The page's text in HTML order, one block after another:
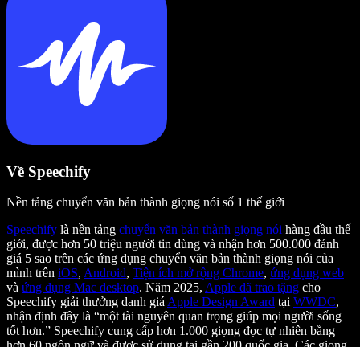
Về Speechify
Nền tảng chuyển văn bản thành giọng nói số 1 thế giới
Speechify là nền tảng chuyển văn bản thành giọng nói hàng đầu thế
giới, được hơn 50 triệu người tin dùng và nhận hơn 500.000 đánh
giá 5 sao trên các ứng dụng chuyển văn bản thành giọng nói của
mình trên iOS, Android, Tiện ích mở rộng Chrome, ứng dụng web
và ứng dụng Mac desktop. Năm 2025, Apple đã trao tặng cho
Speechify giải thưởng danh giá Apple Design Award tại WWDC,
nhận định đây là “một tài nguyên quan trọng giúp mọi người sống
tốt hơn.” Speechify cung cấp hơn 1.000 giọng đọc tự nhiên bằng